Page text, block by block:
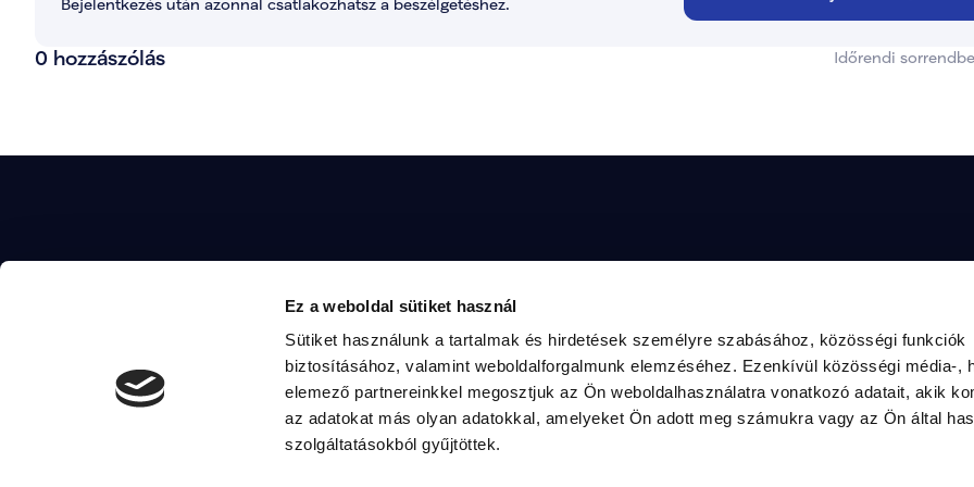
Ez a weboldal sütiket használ
Sütiket használunk a tartalmak és hirdetések személyre szabásához, közösségi funkciók
biztosításához, valamint weboldalforgalmunk elemzéséhez. Ezenkívül közösségi média-,
elemező partnereinkkel megosztjuk az Ön weboldalhasználatra vonatkozó adatait, akik
az adatokat más olyan adatokkal, amelyeket Ön adott meg számukra vagy az Ön által
szolgáltatásokból gyűjtöttek.
0 hozzászólás Időrendi
készíteni a vezetőinkkel, vagy érdeklődsz a mozgalom
tevékenységei iránt, kérlek, vedd fel velünk a kapcsolatot az
alábbi elérhetőségeken: